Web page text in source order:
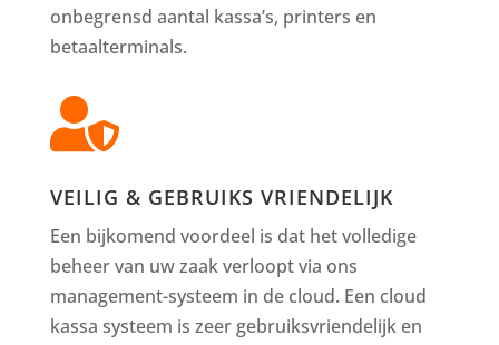
onbegrensd aantal kassa’s, printers en
betaalterminals.

VEILIG & GEBRUIKS VRIENDELIJK
Een bijkomend voordeel is dat het volledige
beheer van uw zaak verloopt via ons
management-systeem in de cloud. Een cloud
kassa systeem is zeer gebruiksvriendelijk en